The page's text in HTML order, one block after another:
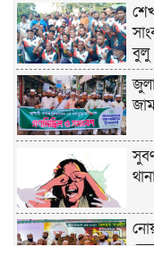
বুলু